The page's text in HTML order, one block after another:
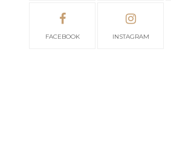
FACEBOOK INSTAGRAM